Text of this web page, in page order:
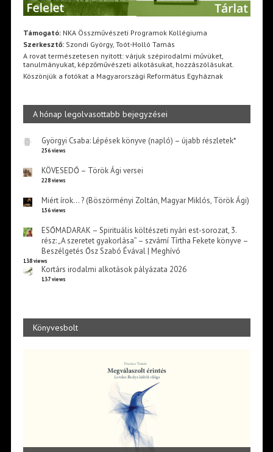
Támogató:NKA Összművészeti Programok Kollégiuma
Szerkesztő:Szondi György, Toót-Holló Tamás
A rovat természetesen nyitott: várjuk szépirodalmi művüket,
tanulmányukat, képzőművészeti alkotásukat, hozzászólásukat.
Köszönjük a fotókat a Magyarországi Református Egyháznak
A hónap legolvasottabb bejegyzései
Györgyi Csaba: Lépések könyve (napló) – újabb részletek*
256 views
KÖVESEDŐ – Török Ági versei
228 views
Miért írok… ? (Böszörményi Zoltán, Magyar Miklós, Török Ági)
156 views
ESŐMADARAK – Spirituális költészeti nyári est-sorozat, 3.
rész: „A szeretet gyakorlása” – szvámí Tírtha Fekete könyve –
Beszélgetés Ősz Szabó Évával | Meghívó
138 views
Kortárs irodalmi alkotások pályázata 2026
137 views
Könyvesbolt